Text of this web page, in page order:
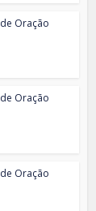
Oração
Oração
Oração